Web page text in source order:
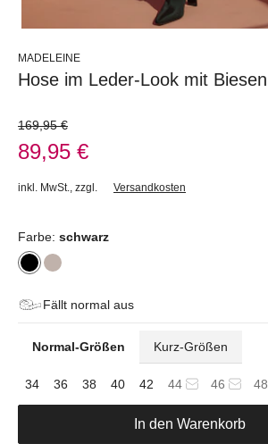
MADELEINE
Hose im Leder-Look mit Biesen
169,95 €
89,95 €
inkl. MwSt. zzgl. Versandkosten
Farbe: schwarz
Fällt normal aus
Normal-Größen Kurz-Größen
34 36 38 40 42 44 46 48
In den Warenkorb